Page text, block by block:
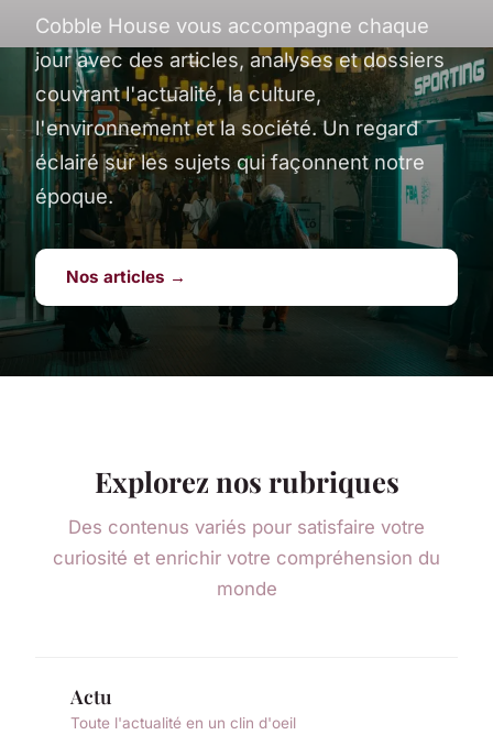
Cobble House vous accompagne chaque
jour avec des articles, analyses et dossiers
couvrant l'actualité, la culture,
l'environnement et la société. Un regard
éclairé sur les sujets qui façonnent notre
époque.
Nos articles →
Explorez nos rubriques
Des contenus variés pour satisfaire votre
curiosité et enrichir votre compréhension du
monde
Actu
Toute l'actualité en un clin d'oeil